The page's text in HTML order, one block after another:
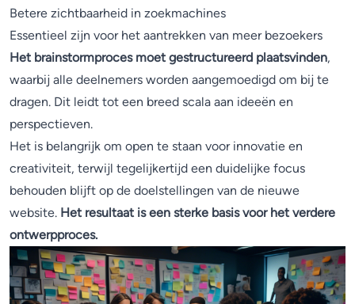
Betere zichtbaarheid in zoekmachines
Essentieel zijn voor het aantrekken van meer bezoekers
Het brainstormproces moet gestructureerd plaatsvinden,
waarbij alle deelnemers worden aangemoedigd om bij te
dragen. Dit leidt tot een breed scala aan ideeën en
perspectieven.
Het is belangrijk om open te staan voor innovatie en
creativiteit, terwijl tegelijkertijd een duidelijke focus
behouden blijft op de doelstellingen van de nieuwe
website. Het resultaat is een sterke basis voor het verdere
ontwerpproces.